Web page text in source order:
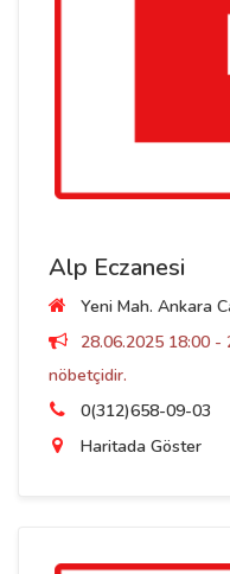
Alp Eczanesi
Yeni Mah. Ankara
28.06.2025 18:00 -
nöbetçidir.
0(312)658-09-03
Haritada Göster